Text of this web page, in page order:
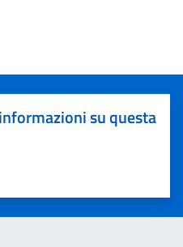
su questa
su 5
5